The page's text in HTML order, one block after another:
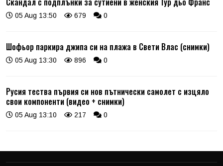
05 Aug 13:50 679 0
Шофьор паркира джипа си на плажа в Свети Влас (снимки)
05 Aug 13:30 896 0
Русия тества първия си нов пътнически самолет с изцяло
свои компоненти (видео + снимки)
05 Aug 13:10 217 0